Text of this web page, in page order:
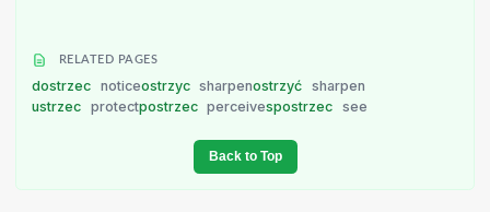
RELATED PAGES
dostrzec noticeostrzyc sharpenostrzyć sharpen
ustrzec protectpostrzec perceivespostrzec see
Back to Top